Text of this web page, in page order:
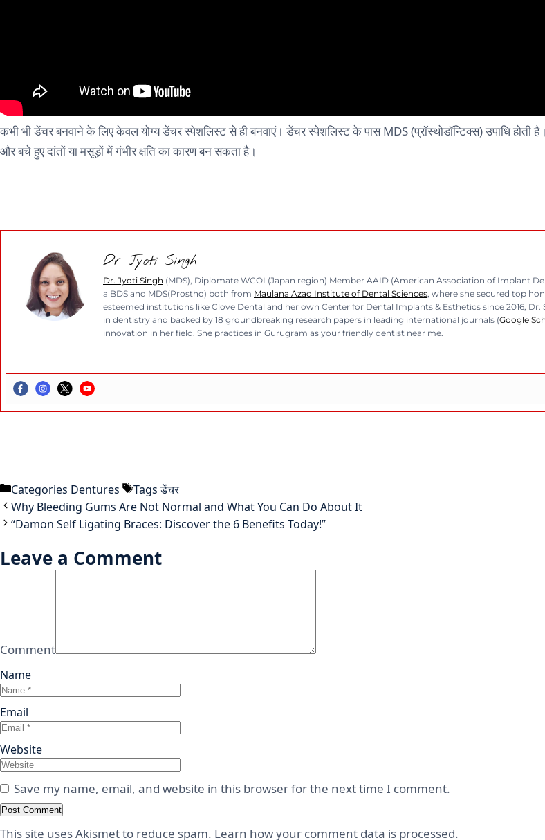
कभी भी डेंचर बनवाने के लिए केवल योग्य डेंचर स्पेशलिस्ट से ही बनवाएं। डेंचर स्पेशलिस्ट के पास MDS (प्रॉस्थोडॉन्टिक्स) उपाधि
और बचे हुए दांतों या मसूड़ों में गंभीर क्षति का कारण बन सकता है।
Dr Jyoti Singh
Dr. Jyoti Singh (MDS), Diplomate WCOI (Japan region) Member AAID (American Association of Implant
a BDS and MDS(Prostho) both from Maulana Azad Institute of Dental Sciences, where she secured top
esteemed institutions like Clove Dental and her own Center for Dental Implants & Esthetics since 2016,
in dentistry and backed by 18 groundbreaking research papers in leading international journals (Google
innovation in her field. She practices in Gurugram as your friendly dentist near me.
Categories Dentures Tagsडेंचर
Why Bleeding Gums Are Not Normal and What You Can Do About It
“Damon Self Ligating Braces: Discover the 6 Benefits Today!”
Leave a Comment
Comment
Name
Email
Website
Save my name, email, and website in this browser for the next time I comment.
This site uses Akismet to reduce spam. Learn how your comment data is processed.